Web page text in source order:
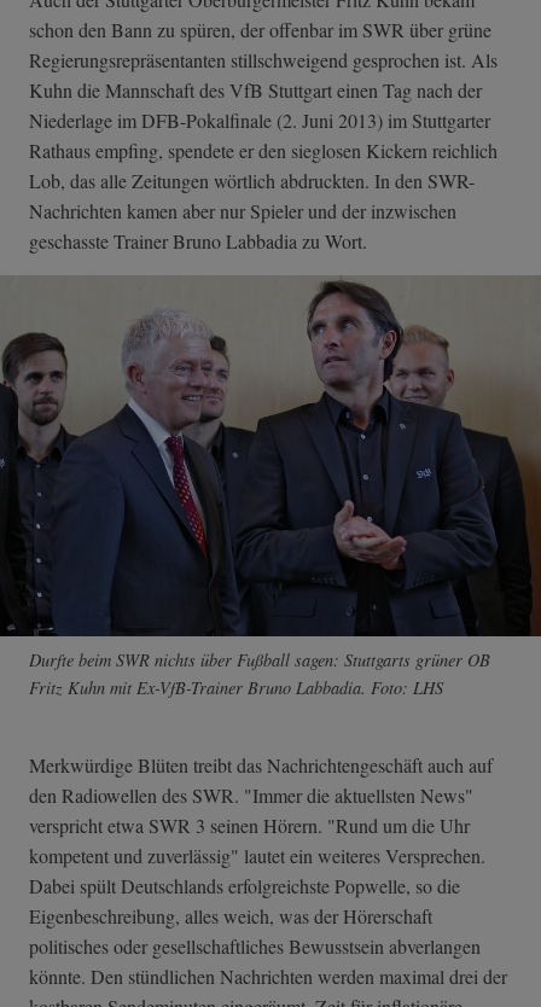
schon den Bann zu spüren, der offenbar im SWR über grüne
Regierungsrepräsentanten stillschweigend gesprochen ist. Als
Kuhn die Mannschaft des VfB Stuttgart einen Tag nach der
Niederlage im DFB-Pokalfinale (2. Juni 2013) im Stuttgarter
Rathaus empfing, spendete er den sieglosen Kickern reichlich
Lob, das alle Zeitungen wörtlich abdruckten. In den SWR-
Nachrichten kamen aber nur Spieler und der inzwischen
geschasste Trainer Bruno Labbadia zu Wort.
Durfte beim SWR nichts über Fußball sagen: Stuttgarts grüner OB
Fritz Kuhn mit Ex-VfB-Trainer Bruno Labbadia. Foto: LHS
Merkwürdige Blüten treibt das Nachrichtengeschäft auch auf
den Radiowellen des SWR. "Immer die aktuellsten News"
verspricht etwa SWR 3 seinen Hörern. "Rund um die Uhr
kompetent und zuverlässig" lautet ein weiteres Versprechen.
Dabei spült Deutschlands erfolgreichste Popwelle, so die
Eigenbeschreibung, alles weich, was der Hörerschaft
politisches oder gesellschaftliches Bewusstsein abverlangen
könnte. Den stündlichen Nachrichten werden maximal drei der